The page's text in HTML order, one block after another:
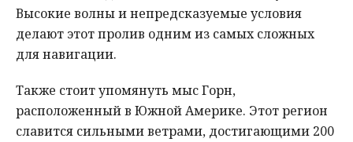
Высокие волны и непредсказуемые условия
делают этот пролив одним из самых сложных
для навигации.
Также стоит упомянуть мыс Горн,
расположенный в Южной Америке. Этот регион
славится сильными ветрами, достигающими 200